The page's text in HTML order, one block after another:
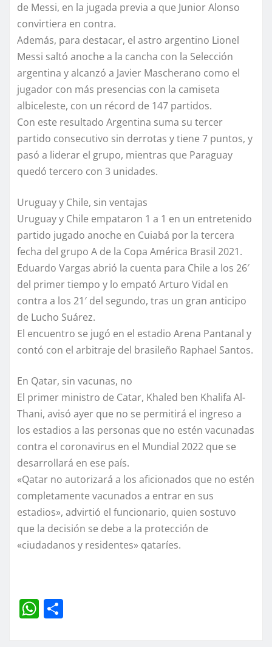
de Messi, en la jugada previa a que Junior Alonso
convirtiera en contra.
Además, para destacar, el astro argentino Lionel
Messi saltó anoche a la cancha con la Selección
argentina y alcanzó a Javier Mascherano como el
jugador con más presencias con la camiseta
albiceleste, con un récord de 147 partidos.
Con este resultado Argentina suma su tercer
partido consecutivo sin derrotas y tiene 7 puntos, y
pasó a liderar el grupo, mientras que Paraguay
quedó tercero con 3 unidades.
Uruguay y Chile, sin ventajas
Uruguay y Chile empataron 1 a 1 en un entretenido
partido jugado anoche en Cuiabá por la tercera
fecha del grupo A de la Copa América Brasil 2021.
Eduardo Vargas abrió la cuenta para Chile a los 26′
del primer tiempo y lo empató Arturo Vidal en
contra a los 21′ del segundo, tras un gran anticipo
de Lucho Suárez.
El encuentro se jugó en el estadio Arena Pantanal y
contó con el arbitraje del brasileño Raphael Santos.
En Qatar, sin vacunas, no
El primer ministro de Catar, Khaled ben Khalifa Al-
Thani, avisó ayer que no se permitirá el ingreso a
los estadios a las personas que no estén vacunadas
contra el coronavirus en el Mundial 2022 que se
desarrollará en ese país.
«Qatar no autorizará a los aficionados que no estén
completamente vacunados a entrar en sus
estadios», advirtió el funcionario, quien sostuvo
que la decisión se debe a la protección de
«ciudadanos y residentes» qataríes.
W